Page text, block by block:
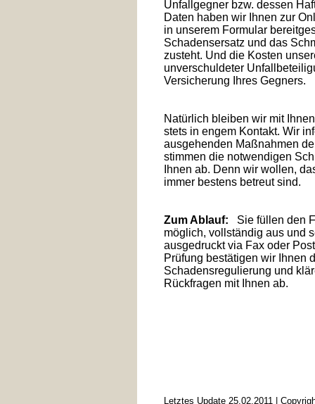
Unfallgegner bzw. dessen
Daten haben wir Ihnen zur
in unserem Formular
Schadensersatz und das
zusteht. Und die Kosten
unverschuldeter
Versicherung Ihres Gegners.
Natürlich bleiben wir mit
stets in engem Kontakt. Wir
ausgehenden Maßnahmen
stimmen die notwendigen
Ihnen ab. Denn wir wollen,
immer bestens betreut sind.
Zum Ablauf: Sie füllen den
möglich, vollständig aus und
ausgedruckt via Fax oder
Prüfung bestätigen wir Ihnen
Schadensregulierung und
Rückfragen mit Ihnen ab.
Letztes Update 25.02.2011 |